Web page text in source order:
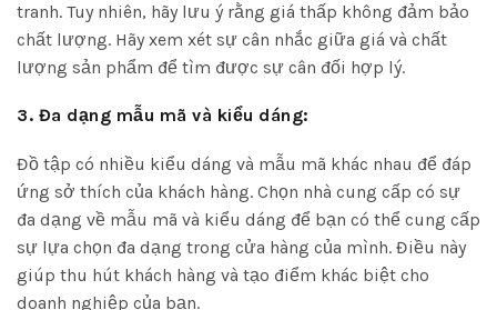
tranh. Tuy nhiên, hãy lưu ý rằng giá thấp không đảm bảo
chất lượng. Hãy xem xét sự cân nhắc giữa giá và chất
lượng sản phẩm để tìm được sự cân đối hợp lý.
3. Đa dạng mẫu mã và kiểu dáng:
Đồ tập có nhiều kiểu dáng và mẫu mã khác nhau để đáp
ứng sở thích của khách hàng. Chọn nhà cung cấp có sự
đa dạng về mẫu mã và kiểu dáng để bạn có thể cung cấp
sự lựa chọn đa dạng trong cửa hàng của mình. Điều này
giúp thu hút khách hàng và tạo điểm khác biệt cho
doanh nghiệp của bạn.